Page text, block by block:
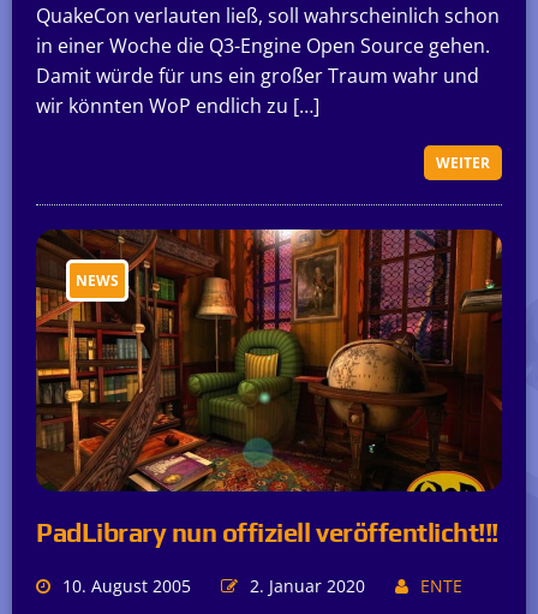
QuakeCon verlauten ließ, soll wahrscheinlich schon
in einer Woche die Q3-Engine Open Source gehen.
Damit würde für uns ein großer Traum wahr und
wir könnten WoP endlich zu […]
WEITER
NEWS
PadLibrary nun offiziell veröffentlicht!!!
10. August 2005 2. Januar 2020 ENTE